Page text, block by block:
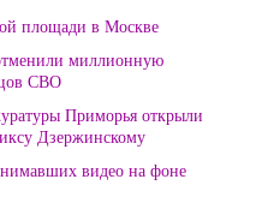
площади в Москве
миллионную
СВО
Приморья открыли
Дзержинскому
видео на фоне